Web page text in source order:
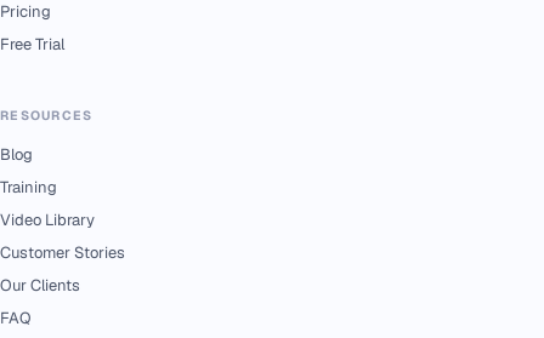
Pricing
Free Trial
RESOURCES
Blog
Training
Video Library
Customer Stories
Our Clients
FAQ